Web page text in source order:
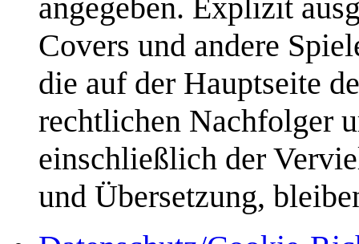
angegeben. Explizit
Covers und andere
die auf der Hauptseite
rechtlichen Nachfolger
einschließlich der
und Übersetzung,